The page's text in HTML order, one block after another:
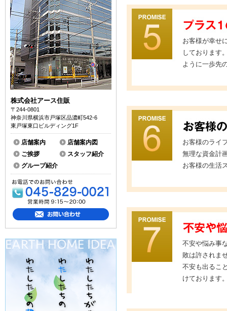
お客様が幸せ
しております
ように一歩先
お客様のライ
無理な資金計
お客様の生活
不安や悩み事
敗は許されま
不安も出るこ
けております
株式会社アース住販
〒244-0801
神奈川県横浜市戸塚区品濃町542-6
東戸塚東口ビルディング1F
店舗案内
店舗案内図
ご挨拶
スタッフ紹介
グループ紹介